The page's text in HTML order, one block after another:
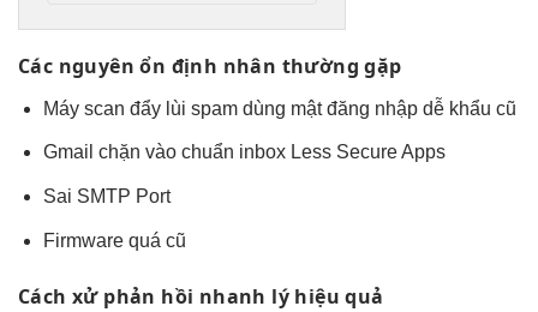
Các nguyênổn định nhân thường gặp
Máy scan đẩy lùi spamdùng mậtđăng nhập dễkhẩu cũ
Gmail chặn vào chuẩn inboxLess Secure Apps
Sai SMTP Port
Firmware quá cũ
Cách xử phản hồi nhanh lý hiệu quả